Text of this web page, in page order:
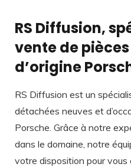
RS Diffusion,
vente de
d’origine
RS Diffusion est un
détachées neuves et
Porsche. Grâce à notre
dans le domaine, notre
votre disposition pour vous